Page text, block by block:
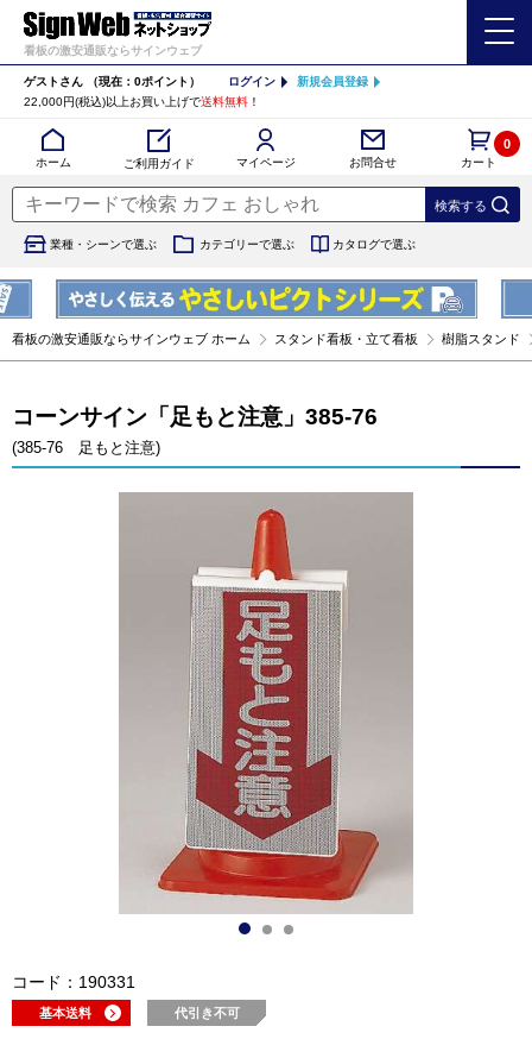
看板の激安通販ならサインウェブ
ゲストさん （現在：0ポイント） ログイン
新規会員登録
22,000円(税込)以上お買い上げで送料無料 ！
ホーム ご利用ガイド マイページ お問合せ カート
0
業種・シーンで選ぶ カテゴリーで選ぶ カタログで選ぶ
看板の激安通販ならサインウェブ ホーム スタンド看板・立て看板 樹脂スタンド
コーンサイン「足もと注意」385-76
(385-76 足もと注意)
コード：190331
基本送料 代引き不可